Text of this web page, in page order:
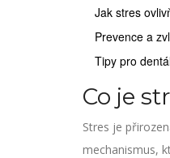
Jak stres
Prevence a
Tipy pro
Co je
Stres je
mechanismus,